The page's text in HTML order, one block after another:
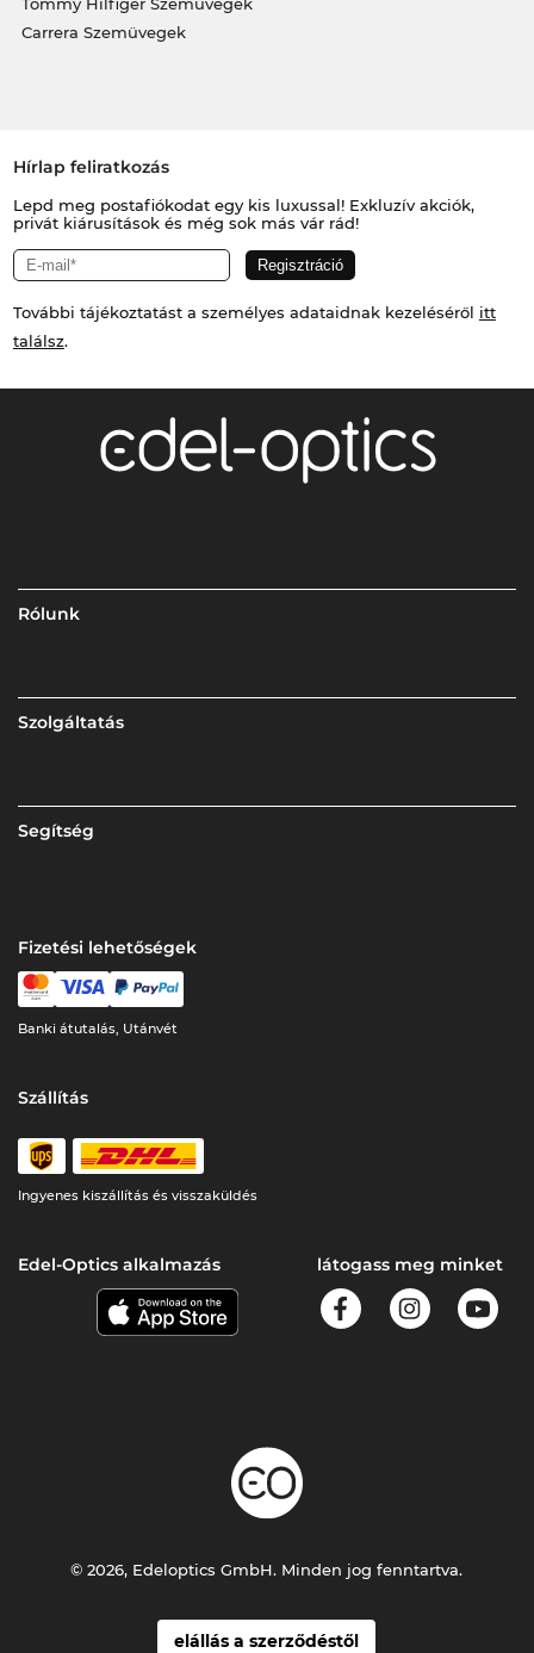
Carrera Szemüvegek
Hírlap feliratkozás
Lepd meg postafiókodat egy kis luxussal! Exkluzív akciók,
privát kiárusítások és még sok más vár rád!
További tájékoztatást a személyes adataidnak kezeléséről itt
találsz.
Rólunk
Szolgáltatás
Segítség
Fizetési lehetőségek
Banki átutalás, Utánvét
Szállítás
Ingyenes kiszállítás és visszaküldés
Edel-Optics alkalmazás látogass meg minket
elállás a szerződéstől
© 2026, Edeloptics GmbH. Minden jog fenntartva.